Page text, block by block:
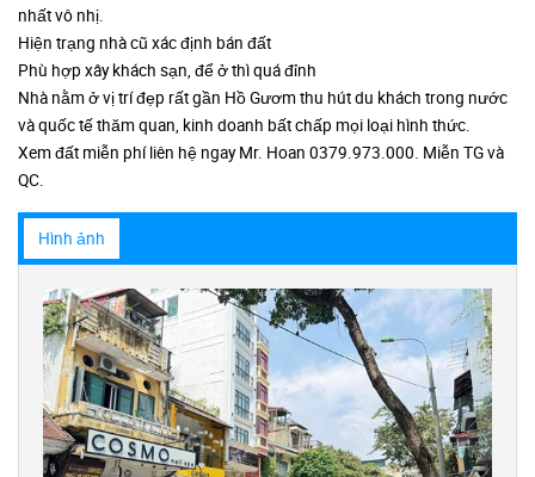
nhất vô nhị.
Hiện trạng nhà cũ xác định bán đất
Phù hợp xây khách sạn, để ở thì quá đỉnh
Nhà nằm ở vị trí đẹp rất gần Hồ Gươm thu hút du khách trong nước
và quốc tế thăm quan, kinh doanh bất chấp mọi loại hình thức.
Xem đất miễn phí liên hệ ngay Mr. Hoan 0379.973.000. Miễn TG và
QC.
Hình ảnh